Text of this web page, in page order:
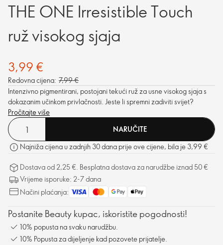
THE ONE Irresistible Touch
ruž visokog sjaja
3,99 €
Redovna cijena: 7,99 €
Intenzivno pigmentirani, postojani tekući ruž za usne visokog sjaja s
dokazanim učinkom privlačnosti. Jeste li spremni zadiviti svijet?
Pročitajte više
NARUČITE
Najniža cijena u zadnjih 30 dana prije ove cijene, bila je 3,99 €
Dostava od 2,25 €. Besplatna dostava za narudžbe iznad 50 €
Vrijeme isporuke: 2-7 dana
Načini plaćanja:
Postanite Beauty kupac, iskoristite pogodnosti!
10% popusta na svaku narudžbu.
10% Popusta za dijeljenje kad pozovete prijatelje.